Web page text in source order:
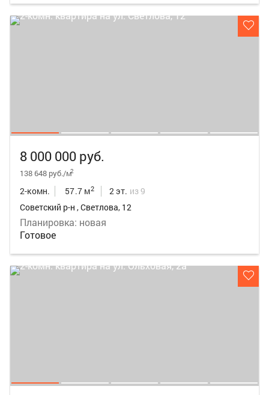
8 000 000 руб.
138 648 руб./м2
2-комн. 57.7 м2 2 эт. из 9
Советский р-н , Светлова, 12
Планировка: новая
Готовое